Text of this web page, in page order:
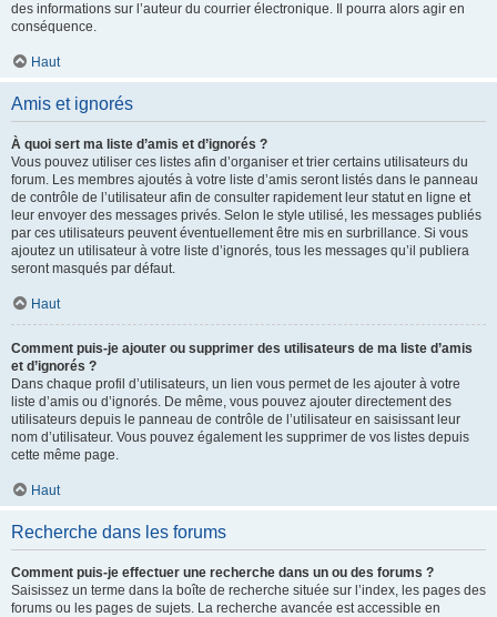
des informations sur l’auteur du courrier électronique. Il pourra alors agir en
conséquence.
Haut
Amis et ignorés
À quoi sert ma liste d’amis et d’ignorés ?
Vous pouvez utiliser ces listes afin d’organiser et trier certains utilisateurs du
forum. Les membres ajoutés à votre liste d’amis seront listés dans le panneau
de contrôle de l’utilisateur afin de consulter rapidement leur statut en ligne et
leur envoyer des messages privés. Selon le style utilisé, les messages publiés
par ces utilisateurs peuvent éventuellement être mis en surbrillance. Si vous
ajoutez un utilisateur à votre liste d’ignorés, tous les messages qu’il publiera
seront masqués par défaut.
Haut
Comment puis-je ajouter ou supprimer des utilisateurs de ma liste d’amis
et d’ignorés ?
Dans chaque profil d’utilisateurs, un lien vous permet de les ajouter à votre
liste d’amis ou d’ignorés. De même, vous pouvez ajouter directement des
utilisateurs depuis le panneau de contrôle de l’utilisateur en saisissant leur
nom d’utilisateur. Vous pouvez également les supprimer de vos listes depuis
cette même page.
Haut
Recherche dans les forums
Comment puis-je effectuer une recherche dans un ou des forums ?
Saisissez un terme dans la boîte de recherche située sur l’index, les pages des
forums ou les pages de sujets. La recherche avancée est accessible en